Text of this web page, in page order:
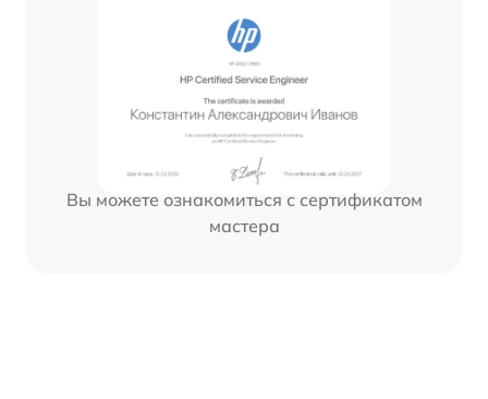
Вы можете ознакомиться с сертификатом
мастера